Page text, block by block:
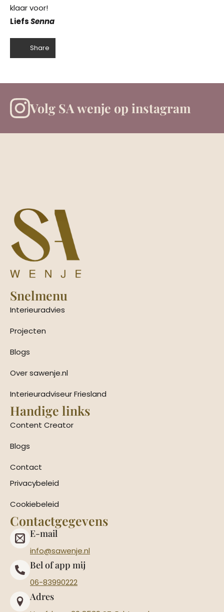
klaar voor!
LiefsSenna
Share
Volg SA wenje op instagram
Snelmenu
Interieuradvies
Projecten
Blogs
Over sawenje.nl
Interieuradviseur Friesland
Handige links
Content Creator
Blogs
Contact
Privacybeleid
Cookiebeleid
Contactgegevens
E-mail
info@sawenje.nl
Bel of app mij
06-83990222
Adres